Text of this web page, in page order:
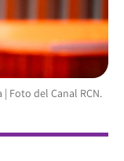
Foto del Canal RCN.